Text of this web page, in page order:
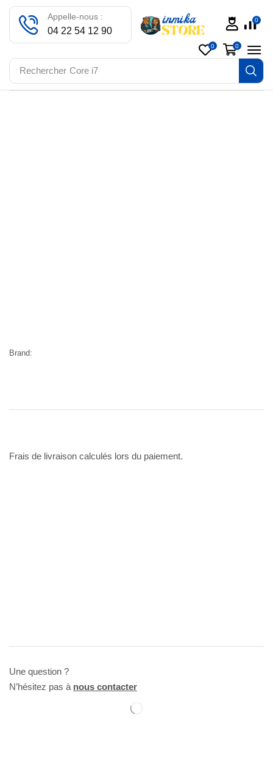
Rechercher Core i7
Appelle-nous :
04 22 54 12 90
0
0 0
Brand:
Frais de livraison calculés lors du paiement.
Une question ?
N’hésitez pas à nous contacter